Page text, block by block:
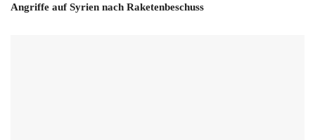
Angriffe auf Syrien nach Raketenbeschuss